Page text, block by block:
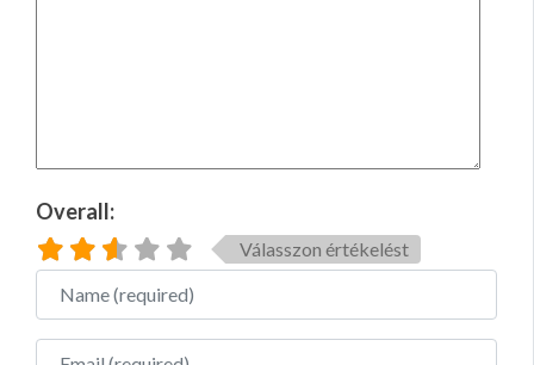
Overall:
Válasszon értékelést
Name
Email